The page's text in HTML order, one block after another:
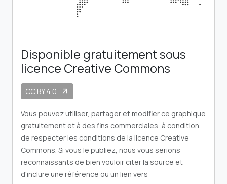
Disponible gratuitement sous
licence Creative Commons
CC BY 4.0 arrow_outward
Vous pouvez utiliser, partager et modifier ce graphique
gratuitement et à des fins commerciales, à condition
de respecter les conditions de la licence Creative
Commons. Si vous le publiez, nous vous serions
reconnaissants de bien vouloir citer la source et
d'inclure une référence ou un lien vers